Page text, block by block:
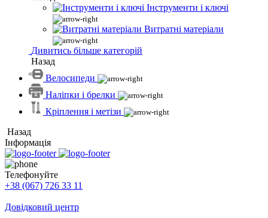
Інструменти і ключі
Витратні матеріали
Дивитись більше категорій
Назад
Велосипеди
Наліпки і брелки
Кріплення і метізи
Назад
Інформація
Телефонуйте
+38 (067) 726 33 11
Довідковий центр